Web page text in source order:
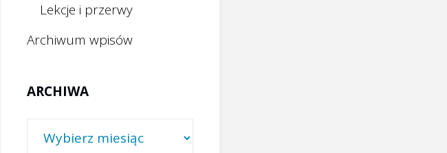
Lekcje i przerwy
Archiwum wpisów
ARCHIWA
Archiwa